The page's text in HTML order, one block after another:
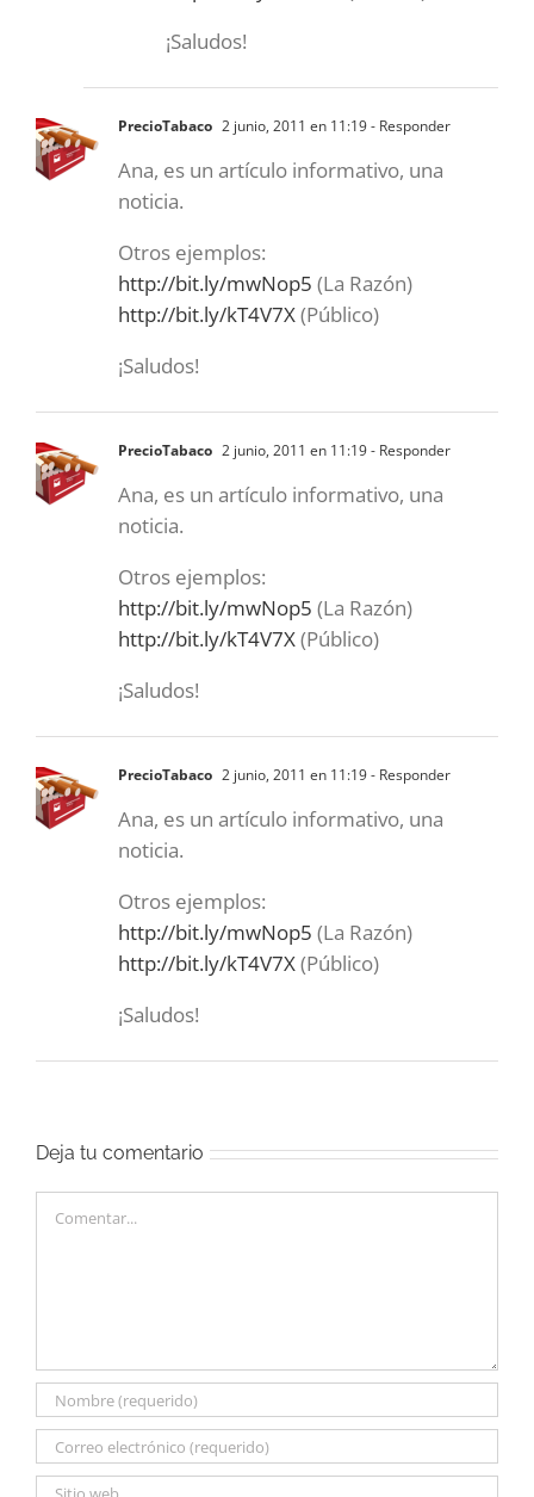
¡Saludos!
PrecioTabaco 2 junio, 2011 en 11:19- Responder
Ana, es un artículo informativo, una
noticia.
Otros ejemplos:
http://bit.ly/mwNop5 (La Razón)
http://bit.ly/kT4V7X(Público)
¡Saludos!
PrecioTabaco 2 junio, 2011 en 11:19- Responder
Ana, es un artículo informativo, una
noticia.
Otros ejemplos:
http://bit.ly/mwNop5 (La Razón)
http://bit.ly/kT4V7X(Público)
¡Saludos!
PrecioTabaco 2 junio, 2011 en 11:19- Responder
Ana, es un artículo informativo, una
noticia.
Otros ejemplos:
http://bit.ly/mwNop5 (La Razón)
http://bit.ly/kT4V7X(Público)
¡Saludos!
Deja tu comentario